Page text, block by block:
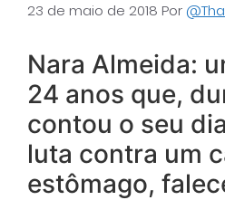
23 de maio de 2018 Por
Nara Almeida:
24 anos que,
contou o seu
luta contra um
estômago,